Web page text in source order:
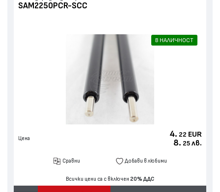
SAM2250PCR-SCC
В НАЛИЧНОСТ
Цена 4. 22 EUR
8. 25 лв.
Сравни Добави в любими
Всички цени са с включен 20% ДДС